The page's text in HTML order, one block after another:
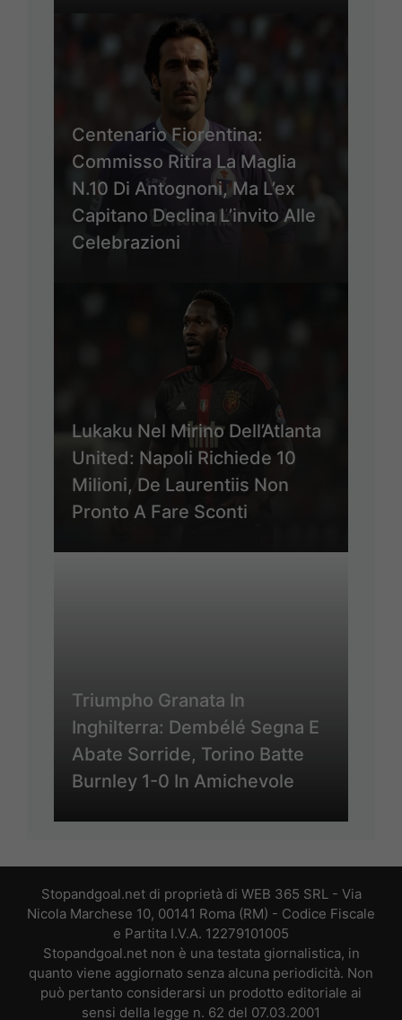
Centenario Fiorentina:
Commisso Ritira La Maglia
N.10 Di Antognoni, Ma L’ex
Capitano Declina L’invito Alle
Celebrazioni
Lukaku Nel Mirino Dell’Atlanta
United: Napoli Richiede 10
Milioni, De Laurentiis Non
Pronto A Fare Sconti
Triumpho Granata In
Inghilterra: Dembélé Segna E
Abate Sorride, Torino Batte
Burnley 1-0 In Amichevole
Stopandgoal.net di proprietà di WEB 365 SRL - Via
Nicola Marchese 10, 00141 Roma (RM) - Codice Fiscale
e Partita I.V.A. 12279101005
Stopandgoal.net non è una testata giornalistica, in
quanto viene aggiornato senza alcuna periodicità. Non
può pertanto considerarsi un prodotto editoriale ai
sensi della legge n. 62 del 07.03.2001